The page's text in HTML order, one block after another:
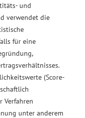
und
verwendet die
für eine
(Score-
Verfahren
unter anderem